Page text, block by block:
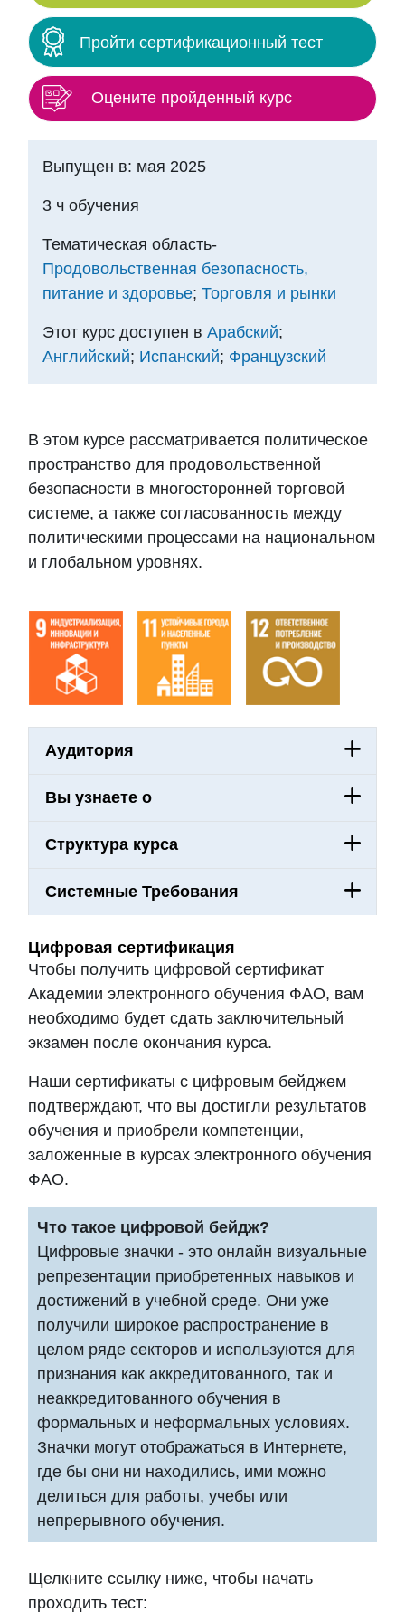
Тематический план
В этом курсе рассматривается политическое
пространство для продовольственной
безопасности в многосторонней торговой
системе, а также согласованность между
политическими процессами на национальном
и глобальном уровнях.
Аудитория
Вы узнаете о
Структура курса
Системные Требования
Цифровая сертификация
Чтобы получить цифровой сертификат
Академии электронного обучения ФАО, вам
необходимо будет сдать заключительный
экзамен после окончания курса.
Наши сертификаты с цифровым бейджем
подтверждают, что вы достигли результатов
обучения и приобрели компетенции,
заложенные в курсах электронного обучения
ФАО.
Что такое цифровой бейдж?
Цифровые значки - это онлайн визуальные
репрезентации приобретенных навыков и
достижений в учебной среде. Они уже
получили широкое распространение в
целом ряде секторов и используются для
признания как аккредитованного, так и
неаккредитованного обучения в
формальных и неформальных условиях.
Значки могут отображаться в Интернете,
где бы они ни находились, ими можно
делиться для работы, учебы или
непрерывного обучения.
Щелкните ссылку ниже, чтобы начать
проходить тест:
Выпущен в: мая 2025
3 ч обучения
Тематическая область-
Продовольственная безопасность,
питание и здоровье; Торговля и рынки
Этот курс доступен в Арабский;
Английский; Испанский; Французский
Пройти сертификационный тест
Оцените пройденный курс